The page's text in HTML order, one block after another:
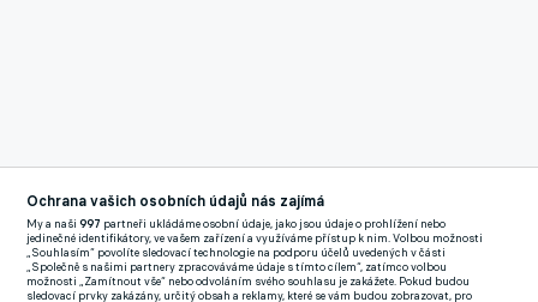
Ochrana vašich osobních údajů nás zajímá
My a naši997 partneři ukládáme osobní údaje, jako jsou údaje o prohlížení nebo
jedinečné identifikátory, ve vašem zařízení a využíváme přístup k nim. Volbou možnosti
„Souhlasím“ povolíte sledovací technologie na podporu účelů uvedených v části
„Společně s našimi partnery zpracováváme údaje s tímto cílem“, zatímco volbou
možnosti „Zamítnout vše“ nebo odvoláním svého souhlasu je zakážete. Pokud budou
sledovací prvky zakázány, určitý obsah a reklamy, které se vám budou zobrazovat, pro